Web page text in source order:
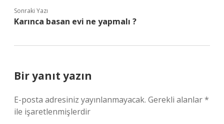
Sonraki Yazı
Karınca basan evi ne yapmalı ?
Bir yanıt yazın
E-posta adresiniz yayınlanmayacak. Gerekli alanlar*
ile işaretlenmişlerdir